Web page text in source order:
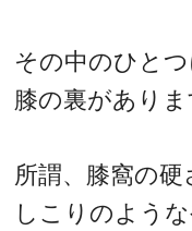
その中のひとつ
膝の裏がありま
所謂、膝窩の硬
しこりのような